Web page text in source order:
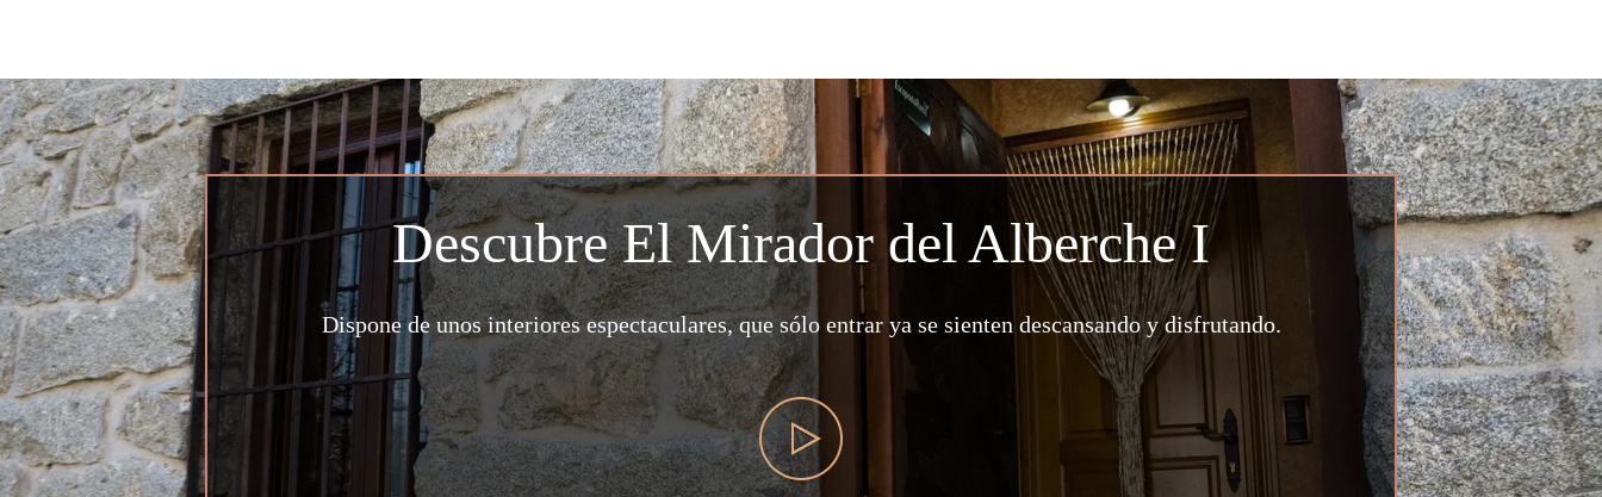
Descubre El Mirador del Alberche I
Dispone de unos interiores espectaculares, que sólo entrar ya se sienten descansando y disfrutando.